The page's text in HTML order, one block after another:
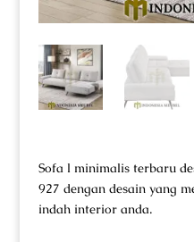
Sofa l minimalis terbaru
927 dengan desain yang
indah interior anda.